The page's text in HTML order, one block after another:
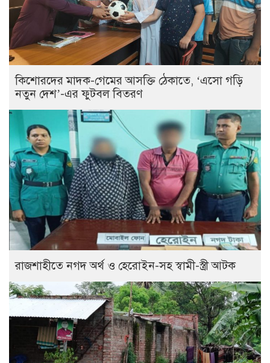
কিশোরদের মাদক-গেমের আসক্তি ঠেকাতে, ‘এসো গড়ি
নতুন দেশ’-এর ফুটবল বিতরণ
রাজশাহীতে নগদ অর্থ ও হেরোইন-সহ স্বামী-স্ত্রী আটক